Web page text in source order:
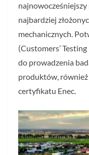
najbardziej
mechanicznych.
(Customers’
do prowadzenia
produktów,
certyfikatu Enec.